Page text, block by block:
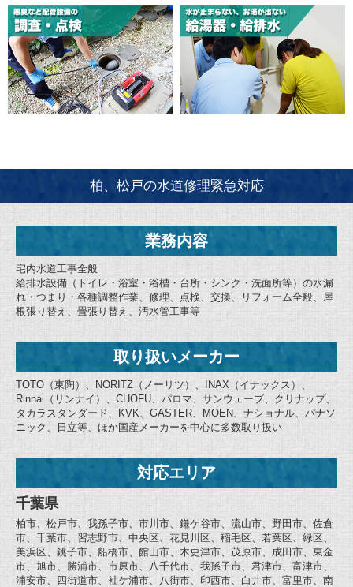
柏、松戸の水道修理緊急対応
業務内容
宅内水道工事全般
給排水設備（トイレ・浴室・浴槽・台所・シンク・洗面所等）の水漏
れ・つまり・各種調整作業、修理、点検、交換、リフォーム全般、屋
根張り替え、畳張り替え、汚水管工事等
取り扱いメーカー
TOTO（東陶）、NORITZ（ノーリツ）、INAX（イナックス）、
Rinnai（リンナイ）、CHOFU、パロマ、サンウェーブ、クリナップ、
タカラスタンダード、KVK、GASTER、MOEN、ナショナル、パナソ
ニック、日立等、ほか国産メーカーを中心に多数取り扱い
対応エリア
千葉県
柏市、松戸市、我孫子市、市川市、鎌ケ谷市、流山市、野田市、佐倉
市、千葉市、習志野市、中央区、花見川区、稲毛区、若葉区、緑区、
美浜区、銚子市、船橋市、館山市、木更津市、茂原市、成田市、東金
市、旭市、勝浦市、市原市、八千代市、我孫子市、君津市、富津市、
浦安市、四街道市、袖ケ浦市、八街市、印西市、白井市、富里市、南